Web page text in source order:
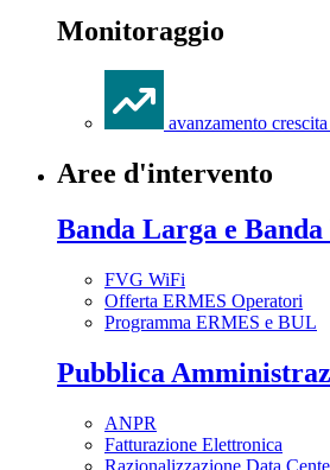
Monitoraggio
avanzamento
Aree d'intervento
Banda Larga e
FVG WiFi
Offerta ERMES Operatori
Programma ERMES e BUL
Pubblica
ANPR
Fatturazione Elettronica
Razionalizzazione Data